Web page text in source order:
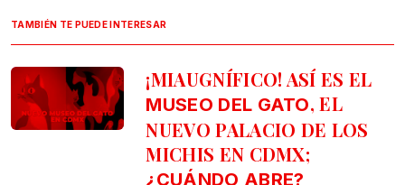
TAMBIÉN TE PUEDE INTERESAR
¡MIAUGNÍFICO! ASÍ ES EL
MUSEO DEL GATO, EL
NUEVO PALACIO DE LOS
MICHIS EN CDMX;
¿CUÁNDO ABRE?